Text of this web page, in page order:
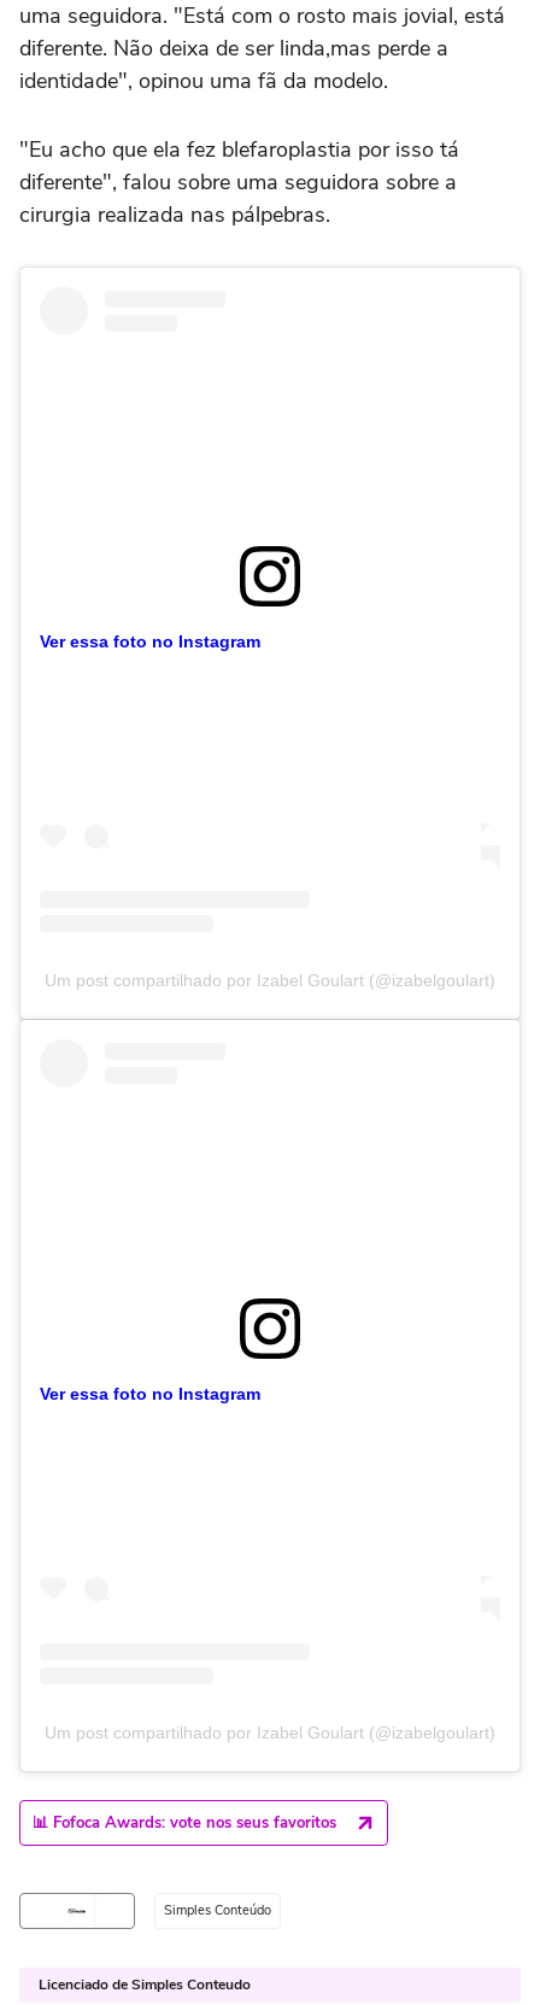
uma seguidora. "Está com o rosto mais jovial, está
diferente. Não deixa de ser linda,mas perde a
identidade", opinou uma fã da modelo.
"Eu acho que ela fez blefaroplastia por isso tá
diferente", falou sobre uma seguidora sobre a
cirurgia realizada nas pálpebras.
Ver essa foto no Instagram
Um post compartilhado por Izabel Goulart (@izabelgoulart)
Ver essa foto no Instagram
Um post compartilhado por Izabel Goulart (@izabelgoulart)
📊 Fofoca Awards: vote nos seus favoritos
Simples Conteúdo
Licenciado de Simples Conteudo